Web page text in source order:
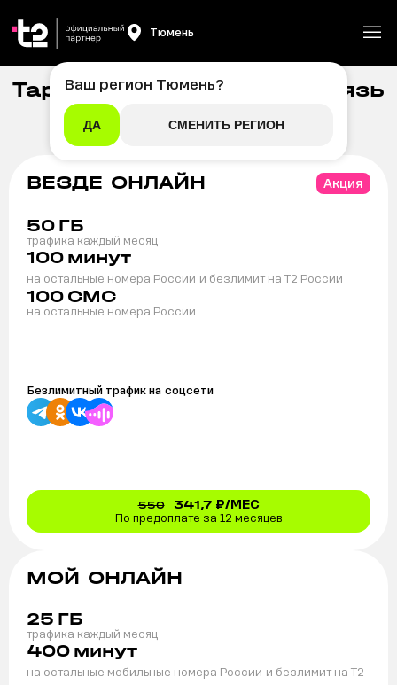
Тюмень
Главная Мобильная связь
Тарифы на мобильную связь
ВЕЗДЕ ОНЛАЙН Акция
50 ГБ
трафика каждый месяц
100 минут
на остальные номера России и безлимит на T2 России
100 СМС
на остальные номера России
Безлимитный трафик на соцсети
550 341,7 ₽/МЕС
По предоплате за 12 месяцев
МОЙ ОНЛАЙН
25 ГБ
трафика каждый месяц
400 минут
на остальные мобильные номера России и безлимит на T2
Ваш регион Тюмень?
ДА СМЕНИТЬ РЕГИОН